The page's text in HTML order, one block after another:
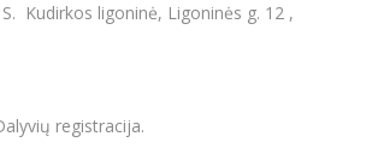
Kudirkos ligoninė, Ligoninės g. 12 ,
registracija.